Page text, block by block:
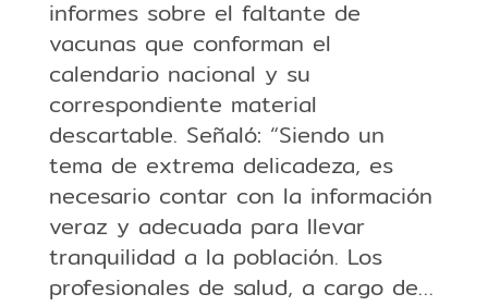
informes sobre el faltante de
vacunas que conforman el
calendario nacional y su
correspondiente material
descartable. Señaló: “Siendo un
tema de extrema delicadeza, es
necesario contar con la información
veraz y adecuada para llevar
tranquilidad a la población. Los
profesionales de salud, a cargo de…